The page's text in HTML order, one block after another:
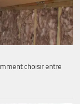
choisir entre